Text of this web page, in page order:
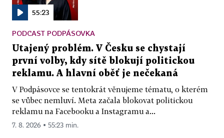
55:23
PODCAST PODPÁSOVKA
Utajený problém. V Česku se chystají
první volby, kdy sítě blokují politickou
reklamu. A hlavní oběť je nečekaná
V Podpásovce se tentokrát věnujeme tématu, o kterém
se vůbec nemluví. Meta začala blokovat politickou
reklamu na Facebooku a Instagramu a...
7. 8. 2026 ▪ 55:23 min.